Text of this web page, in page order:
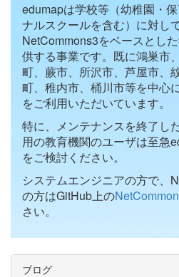
edumapは学校等（幼稚園・
ナルスクールを含む）に対し
NetCommons3をベースとし
供する事業です。既に鴻巣市
町、蕨市、所沢市、芦屋市、
町、稚内市、桶川市等を中心
をご利用いただいています。
特に、メンテナンスを終了し
用の教育機関のユーザは至急
をご検討ください。
システムエンジニアの方で、
の方はGitHub上の
さい。
ブログ